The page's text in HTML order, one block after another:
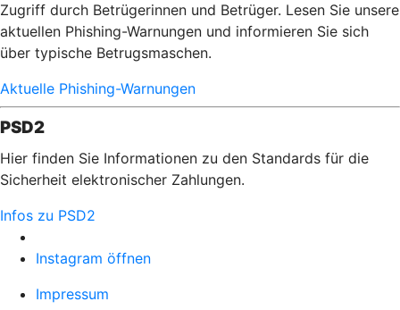
Zugriff durch Betrügerinnen und Betrüger. Lesen Sie unsere
aktuellen Phishing-Warnungen und informieren Sie sich
über typische Betrugsmaschen.
Aktuelle Phishing-Warnungen
PSD2
Hier finden Sie Informationen zu den Standards für die
Sicherheit elektronischer Zahlungen.
Infos zu PSD2
Instagram öffnen
Impressum